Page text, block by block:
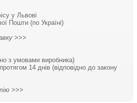
у Львові
Пошти (по Україні)
>>>
з умовами виробника)
14 днів (відповідно до закону
>>>